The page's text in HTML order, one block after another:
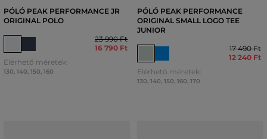
PÓLÓ PEAK PERFORMANCE JR
ORIGINAL POLO
23 990 Ft
16 790 Ft
Elérhető méretek:
130, 140, 150, 160
PÓLÓ PEAK PERFORMANCE
ORIGINAL SMALL LOGO TEE
JUNIOR
17 490 Ft
12 240 Ft
Elérhető méretek:
130, 140, 150, 160, 170